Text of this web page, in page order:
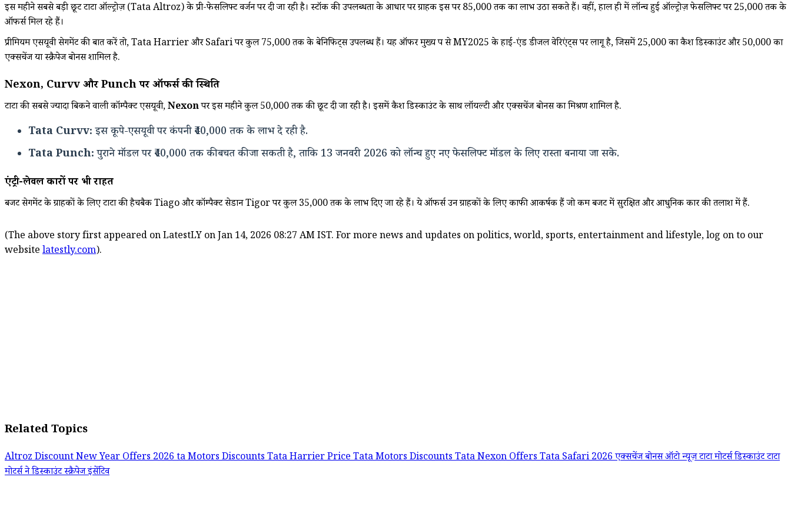
इस महीने सबसे बड़ी छूट टाटा ऑल्ट्रोज़ (Tata Altroz) के प्री-फेसलिफ्ट वर्जन पर दी जा रही है। स्टॉक की उपलब्धता के आधार पर ग्राहक इस पर ₹85,000 तक का लाभ उठा सकते हैं। वहीं, हाल ही में लॉन्च हुई ऑल्ट्रोज़ फेसलिफ्ट पर ₹25,000 तक के
ऑफर्स मिल रहे हैं।
प्रीमियम एसयूवी सेगमेंट की बात करें तो, Tata Harrier और Safari पर कुल ₹75,000 तक के बेनिफिट्स उपलब्ध हैं। यह ऑफर मुख्य रूप से MY2025 के हाई-एंड डीजल वेरिएंट्स पर लागू है, जिसमें ₹25,000 का कैश डिस्काउंट और ₹50,000 का
एक्सचेंज या स्क्रैपेज बोनस शामिल है.
Nexon, Curvv और Punch पर ऑफर्स की स्थिति
टाटा की सबसे ज्यादा बिकने वाली कॉम्पैक्ट एसयूवी,Nexonपर इस महीने कुल ₹50,000 तक की छूट दी जा रही है। इसमें कैश डिस्काउंट के साथ लॉयल्टी और एक्सचेंज बोनस का मिश्रण शामिल है.
Tata Curvv:इस कूपे-एसयूवी पर कंपनी ₹40,000 तक के लाभ दे रही है.
Tata Punch:पुराने मॉडल पर ₹40,000 तक की बचत की जा सकती है, ताकि 13 जनवरी 2026 को लॉन्च हुए नए फेसलिफ्ट मॉडल के लिए रास्ता बनाया जा सके.
एंट्री-लेवल कारों पर भी राहत
बजट सेगमेंट के ग्राहकों के लिए टाटा की हैचबैक Tiago और कॉम्पैक्ट सेडान Tigor पर कुल ₹35,000 तक के लाभ दिए जा रहे हैं। ये ऑफर्स उन ग्राहकों के लिए काफी आकर्षक हैं जो कम बजट में सुरक्षित और आधुनिक कार की तलाश में हैं.
(The above story first appeared on LatestLY on Jan 14, 2026 08:27 AM IST. For more news and updates on politics, world, sports, entertainment and lifestyle, log on to our
website latestly.com).
Related Topics
Altroz DiscountNew Year Offers 2026ta Motors DiscountsTata Harrier PriceTata Motors DiscountsTata Nexon OffersTata Safari 2026एक्सचेंज बोनसऑटो न्यूज़टाटा मोटर्स डिस्काउंटटाटा
मोटर्स नेडिस्काउंटस्क्रैपेज इंसेंटिव